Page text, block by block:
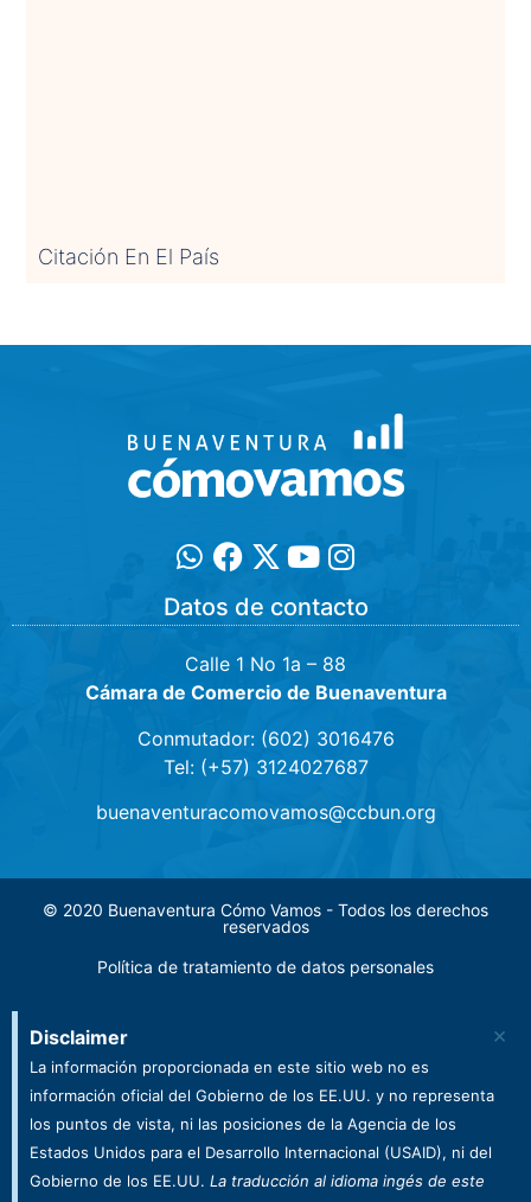
Citación En El País
Datos de contacto
Calle 1 No 1a – 88
Cámara de Comercio de Buenaventura
Conmutador: (602) 3016476
Tel: (+57) 3124027687
buenaventuracomovamos@ccbun.org
© 2020 Buenaventura Cómo Vamos - Todos los derechos
reservados
Política de tratamiento de datos personales
Disclaimer
La información proporcionada en este sitio web no es
información oficial del Gobierno de los EE.UU. y no representa
los puntos de vista, ni las posiciones de la Agencia de los
Estados Unidos para el Desarrollo Internacional (USAID), ni del
Gobierno de los EE.UU. La traducción al idioma ingés de este
×